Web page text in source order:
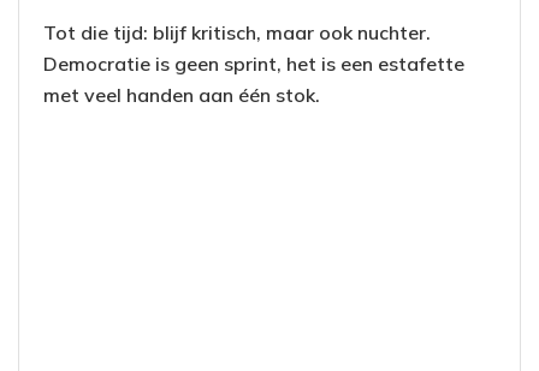
Tot die tijd: blijf kritisch, maar ook nuchter.
Democratie is geen sprint, het is een estafette
met veel handen aan één stok.